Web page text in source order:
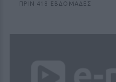
ΠΡΙΝ 418 ΕΒΔΟΜΆΔΕΣ